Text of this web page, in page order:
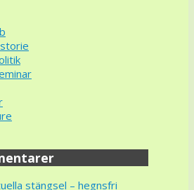
stängsel – hegnsfri